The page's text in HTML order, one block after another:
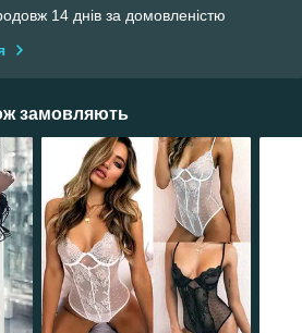
14 днів за домовленістю
замовляють